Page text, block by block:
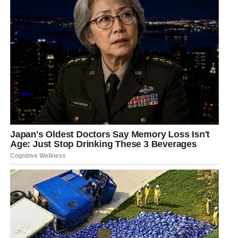
Stavite sastojke na štednjak. Pokrij ga. Kad prokuha, smanjite
vatru i ostavite da kuha 30 minuta. Ne preskačite na vrućini;
trebao bi biti na najnižoj postavci i nemojte otvarati lonac.
Filo tijesto podijeliti na 4 dijela, oblikovati kao na videu, staviti u
tepsiju od dna prema dolje, dodati ulje i peći u zagrijanoj
pećnici na 170 stupnjeva, izvaditi iz pećnice, nakon 5 minuta
ohladiti toplim šerbetom, tko god proba, želim ti sreću, vidimo
se uskoro.